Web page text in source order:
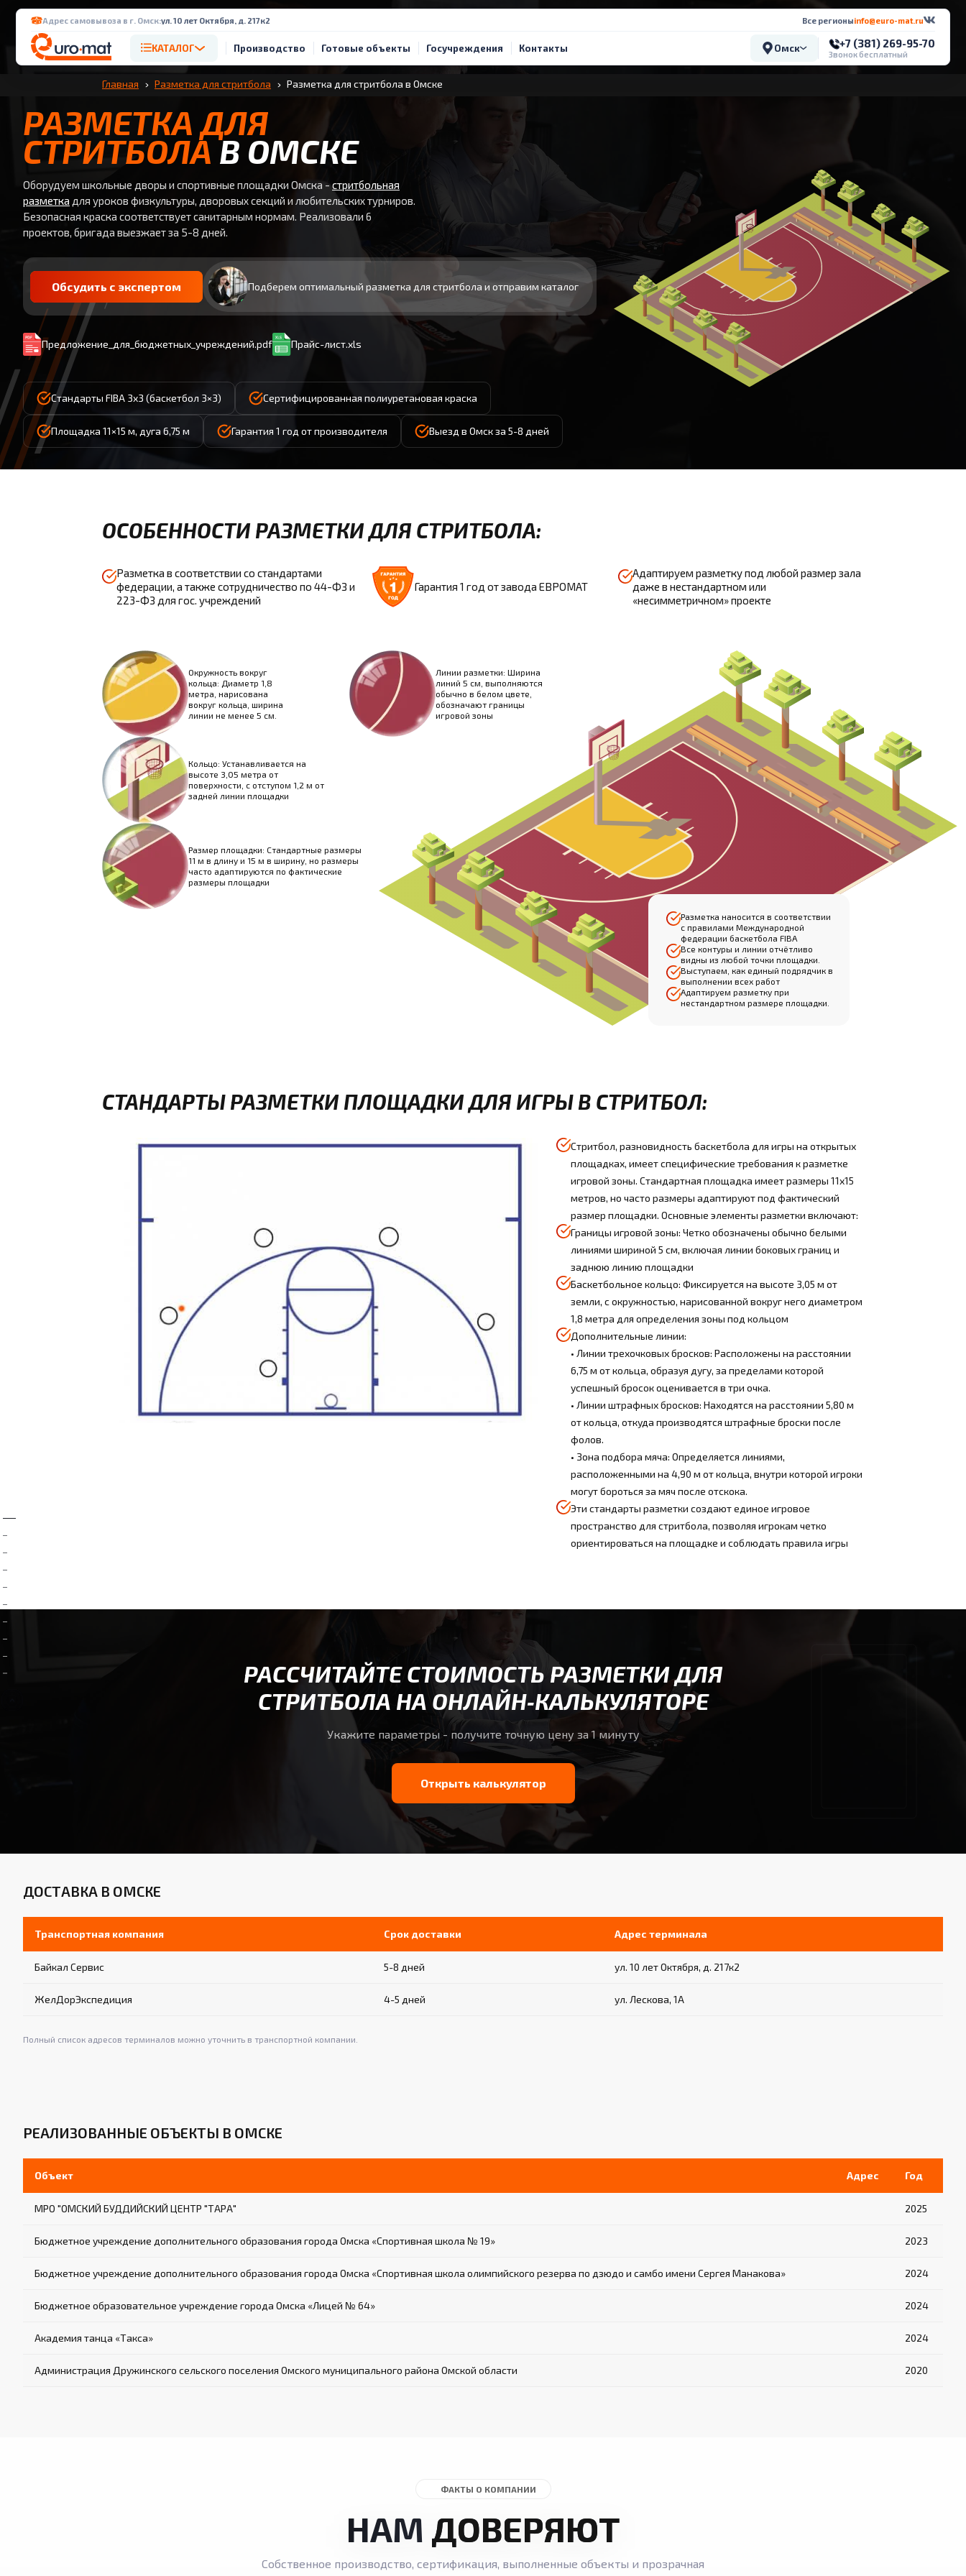
Адрес самовывоза в г. Омск:ул. 10 лет Октября, д. 217к2 Все регионыinfo@euro-mat.ru
КАТАЛОГ Производство Готовые объекты Госучреждения Контакты Омск +7 (381) 269-95-70
Звонок бесплатный
Главная Разметка для стритбола Разметка для стритбола в Омске
РАЗМЕТКА ДЛЯ
СТРИТБОЛА В ОМСКЕ
Оборудуем школьные дворы и спортивные площадки Омска -стритбольная
разметка для уроков физкультуры, дворовых секций и любительских турниров.
Безопасная краска соответствует санитарным нормам. Реализовали 6
проектов, бригада выезжает за 5-8 дней.
Обсудить с экспертом Подберем оптимальный разметка для стритбола и отправим каталог
Предложение_для_бюджетных_учреждений.pdf Прайс-лист.xls
Стандарты FIBA 3x3 (баскетбол 3×3) Сертифицированная полиуретановая краска
Площадка 11×15 м, дуга 6,75 м Гарантия 1 год от производителя Выезд в Омск за 5-8 дней
ОСОБЕННОСТИ РАЗМЕТКИ ДЛЯ СТРИТБОЛА:
Разметка в соответствии со стандартами
федерации, а также сотрудничество по 44-ФЗ и
223-ФЗ для гос. учреждений
Гарантия 1 год от завода ЕВРОМАТ
Адаптируем разметку под любой размер зала
даже в нестандартном или
«несимметричном» проекте
Окружность вокруг
кольца: Диаметр 1,8
метра, нарисована
вокруг кольца, ширина
линии не менее 5 см.
Линии разметки: Ширина
линий 5 см, выполняются
обычно в белом цвете,
обозначают границы
игровой зоны
Кольцо: Устанавливается на
высоте 3,05 метра от
поверхности, с отступом 1,2 м от
задней линии площадки
Размер площадки: Стандартные размеры
11 м в длину и 15 м в ширину, но размеры
часто адаптируются по фактические
размеры площадки
Разметка наносится в соответствии
с правилами Международной
федерации баскетбола FIBA
Все контуры и линии отчётливо
видны из любой точки площадки.
Выступаем, как единый подрядчик в
выполнении всех работ
Адаптируем разметку при
нестандартном размере площадки.
СТАНДАРТЫ РАЗМЕТКИ ПЛОЩАДКИ ДЛЯ ИГРЫ В СТРИТБОЛ:
Стритбол, разновидность баскетбола для игры на открытых
площадках, имеет специфические требования к разметке
игровой зоны. Стандартная площадка имеет размеры 11x15
метров, но часто размеры адаптируют под фактический
размер площадки. Основные элементы разметки включают:
Границы игровой зоны: Четко обозначены обычно белыми
линиями шириной 5 см, включая линии боковых границ и
заднюю линию площадки
Баскетбольное кольцо: Фиксируется на высоте 3,05 м от
земли, с окружностью, нарисованной вокруг него диаметром
1,8 метра для определения зоны под кольцом
Дополнительные линии:
• Линии трехочковых бросков: Расположены на расстоянии
6,75 м от кольца, образуя дугу, за пределами которой
успешный бросок оценивается в три очка.
• Линии штрафных бросков: Находятся на расстоянии 5,80 м
от кольца, откуда производятся штрафные броски после
фолов.
• Зона подбора мяча: Определяется линиями,
расположенными на 4,90 м от кольца, внутри которой игроки
могут бороться за мяч после отскока.
Эти стандарты разметки создают единое игровое
пространство для стритбола, позволяя игрокам четко
ориентироваться на площадке и соблюдать правила игры
РАССЧИТАЙТЕ СТОИМОСТЬ РАЗМЕТКИ ДЛЯ
СТРИТБОЛА НА ОНЛАЙН‑КАЛЬКУЛЯТОРЕ
Укажите параметры - получите точную цену за 1 минуту
Открыть калькулятор
ДОСТАВКА В ОМСКЕ
Транспортная компания Срок доставки Адрес терминала
Байкал Сервис 5-8 дней ул. 10 лет Октября, д. 217к2
ЖелДорЭкспедиция 4-5 дней ул. Лескова, 1А
Полный список адресов терминалов можно уточнить в транспортной компании.
РЕАЛИЗОВАННЫЕ ОБЪЕКТЫ В ОМСКЕ
Объект Адрес Год
МРО "ОМСКИЙ БУДДИЙСКИЙ ЦЕНТР "ТАРА" 2025
Бюджетное учреждение дополнительного образования города Омска «Спортивная школа № 19» 2023
Бюджетное учреждение дополнительного образования города Омска «Спортивная школа олимпийского резерва по дзюдо и самбо имени Сергея Манакова» 2024
Бюджетное образовательное учреждение города Омска «Лицей № 64» 2024
Академия танца «Такса» 2024
Администрация Дружинского сельского поселения Омского муниципального района Омской области 2020
ФАКТЫ О КОМПАНИИ
НАМ ДОВЕРЯЮТ
Собственное производство, сертификация, выполненные объекты и прозрачная